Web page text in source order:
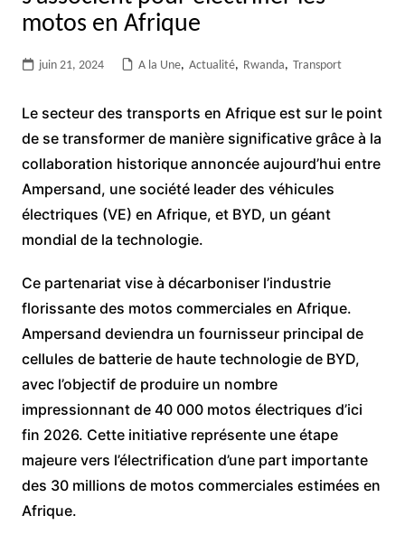
motos en Afrique
juin 21, 2024 A la Une, Actualité, Rwanda, Transport
Le secteur des transports en Afrique est sur le point
de se transformer de manière significative grâce à la
collaboration historique annoncée aujourd’hui entre
Ampersand, une société leader des véhicules
électriques (VE) en Afrique, et BYD, un géant
mondial de la technologie.
Ce partenariat vise à décarboniser l’industrie
florissante des motos commerciales en Afrique.
Ampersand deviendra un fournisseur principal de
cellules de batterie de haute technologie de BYD,
avec l’objectif de produire un nombre
impressionnant de 40 000 motos électriques d’ici
fin 2026. Cette initiative représente une étape
majeure vers l’électrification d’une part importante
des 30 millions de motos commerciales estimées en
Afrique.